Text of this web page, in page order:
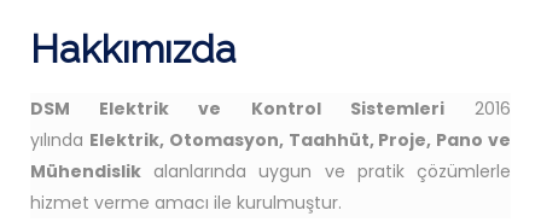
Hakkımızda
DSM Elektrik ve Kontrol Sistemleri2016
yılında Elektrik, Otomasyon, Taahhüt, Proje, Pano ve
Mühendislik alanlarında uygun ve pratik çözümlerle
hizmet verme amacı ile kurulmuştur.